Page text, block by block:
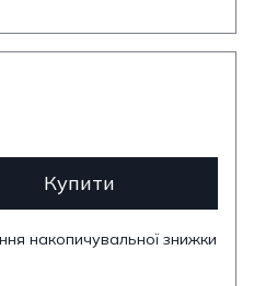
Купити
накопичувальної знижки